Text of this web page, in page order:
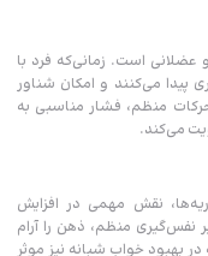
است. زمانی‌که فرد با
پیدا می‌کنند و امکان شناور
منظم، فشار مناسبی به
می‌کند.
نقش مهمی در افزایش
نفس‌گیری منظم، ذهن را آرام
بهبود خواب شبانه نیز موثر